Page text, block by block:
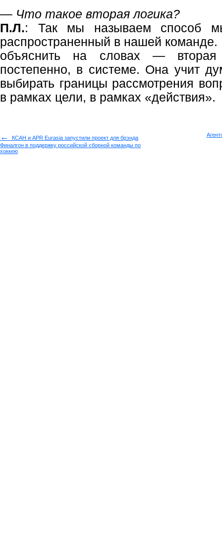
— Что такое вторая логика?
П.Л.: Так мы называем способ
распространенный в нашей команде.
объяснить на словах — вторая
постепенно, в системе. Она учит
выбирать границы рассмотрения
в рамках цели, в рамках «действия».
←
КСАН и APR Eurasia запустили проект для брэнда
Финалгон в поддержку российской сборной команды по
хоккею